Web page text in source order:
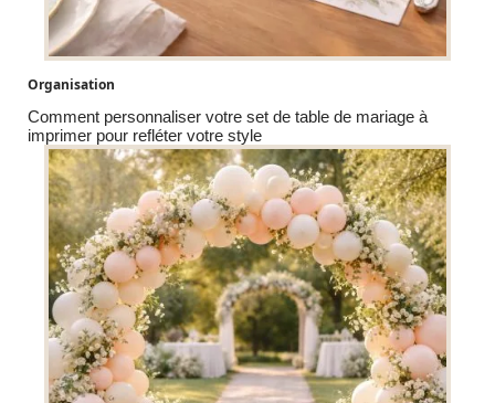
Organisation
Comment personnaliser votre set de table de mariage à
imprimer pour refléter votre style